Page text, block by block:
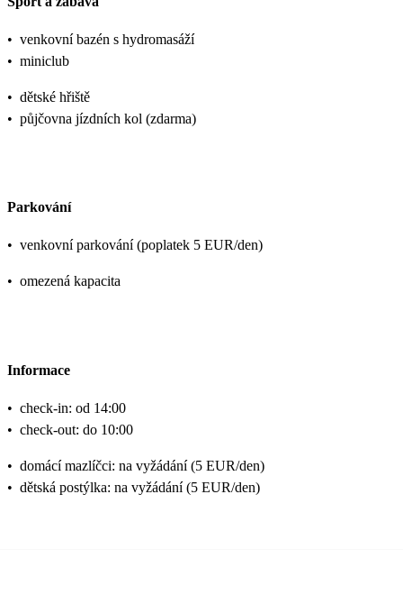
• venkovní bazén s hydromasáží
• miniclub
• dětské hřiště
• půjčovna jízdních kol (zdarma)
Parkování
• venkovní parkování (poplatek 5 EUR/den)
• omezená kapacita
Informace
• check-in: od 14:00
• check-out: do 10:00
• domácí mazlíčci: na vyžádání (5 EUR/den)
• dětská postýlka: na vyžádání (5 EUR/den)